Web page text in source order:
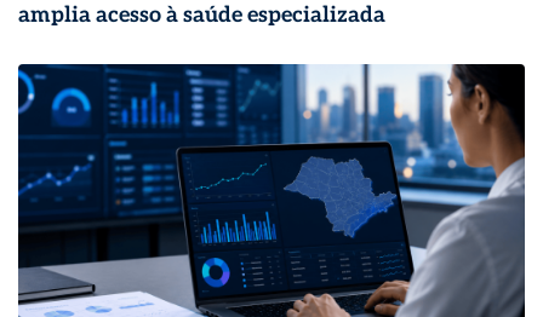
amplia acesso à saúde especializada